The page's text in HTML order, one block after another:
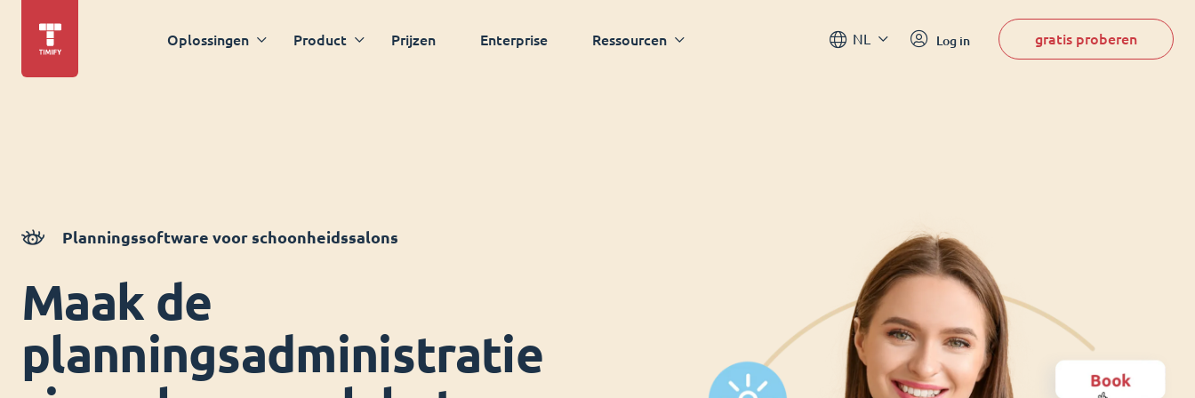
Oplossingen Product Prijzen Enterprise Ressourcen NL Log in gratis proberen
Planningssoftware voor schoonheidssalons
Maak de
planningsadministratie